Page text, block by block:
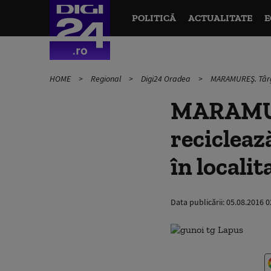
POLITICĂ ACTUALITATE
HOME Regional Digi24 Oradea MARAMUREŞ.
în
Data publicării:05.08.2016